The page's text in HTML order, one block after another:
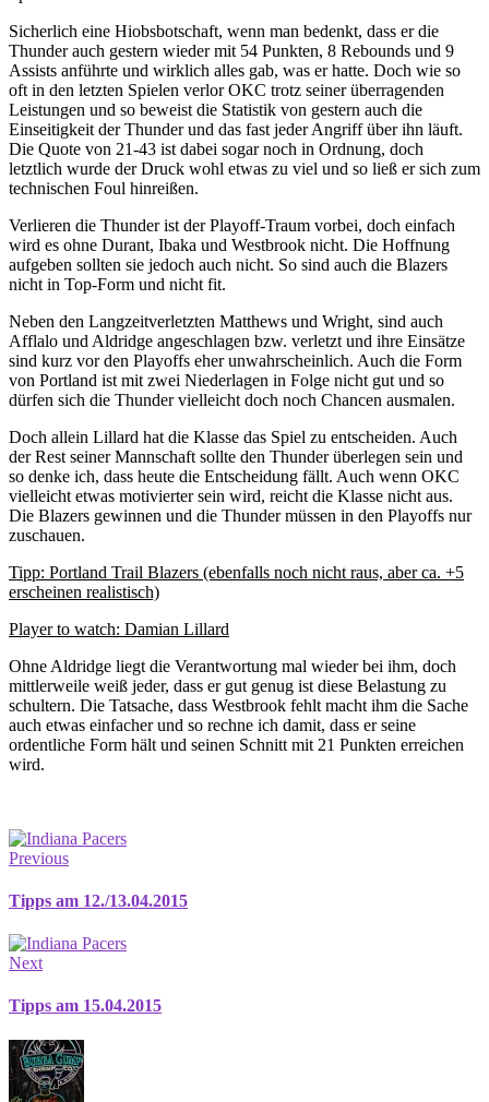
Sicherlich eine Hiobsbotschaft, wenn man bedenkt, dass er die
Thunder auch gestern wieder mit 54 Punkten, 8 Rebounds und 9
Assists anführte und wirklich alles gab, was er hatte. Doch wie so
oft in den letzten Spielen verlor OKC trotz seiner überragenden
Leistungen und so beweist die Statistik von gestern auch die
Einseitigkeit der Thunder und das fast jeder Angriff über ihn läuft.
Die Quote von 21-43 ist dabei sogar noch in Ordnung, doch
letztlich wurde der Druck wohl etwas zu viel und so ließ er sich zum
technischen Foul hinreißen.
Verlieren die Thunder ist der Playoff-Traum vorbei, doch einfach
wird es ohne Durant, Ibaka und Westbrook nicht. Die Hoffnung
aufgeben sollten sie jedoch auch nicht. So sind auch die Blazers
nicht in Top-Form und nicht fit.
Neben den Langzeitverletzten Matthews und Wright, sind auch
Afflalo und Aldridge angeschlagen bzw. verletzt und ihre Einsätze
sind kurz vor den Playoffs eher unwahrscheinlich. Auch die Form
von Portland ist mit zwei Niederlagen in Folge nicht gut und so
dürfen sich die Thunder vielleicht doch noch Chancen ausmalen.
Doch allein Lillard hat die Klasse das Spiel zu entscheiden. Auch
der Rest seiner Mannschaft sollte den Thunder überlegen sein und
so denke ich, dass heute die Entscheidung fällt. Auch wenn OKC
vielleicht etwas motivierter sein wird, reicht die Klasse nicht aus.
Die Blazers gewinnen und die Thunder müssen in den Playoffs nur
zuschauen.
Tipp: Portland Trail Blazers (ebenfalls noch nicht raus, aber ca. +5
erscheinen realistisch)
Player to watch: Damian Lillard
Ohne Aldridge liegt die Verantwortung mal wieder bei ihm, doch
mittlerweile weiß jeder, dass er gut genug ist diese Belastung zu
schultern. Die Tatsache, dass Westbrook fehlt macht ihm die Sache
auch etwas einfacher und so rechne ich damit, dass er seine
ordentliche Form hält und seinen Schnitt mit 21 Punkten erreichen
wird.
Previous
Tipps am 12./13.04.2015
Next
Tipps am 15.04.2015